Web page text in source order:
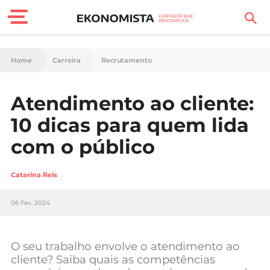
Finanças Pessoais
Carreira
Casa
Lifestyle
Sociedade
Negócios
Home Carreira Recrutamento
Atendimento ao cliente:
10 dicas para quem lida
com o público
Catarina Reis
06 Fev, 2024
O seu trabalho envolve o atendimento ao
cliente? Saiba quais as competências